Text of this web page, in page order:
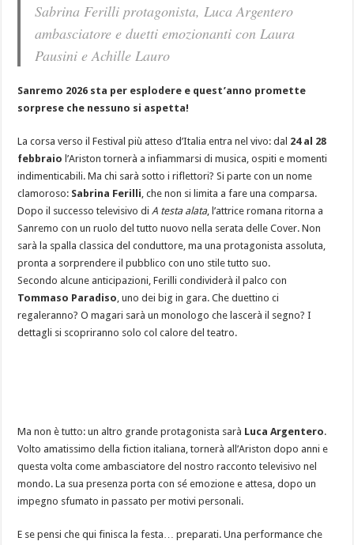
Sabrina Ferilli protagonista, Luca Argentero
ambasciatore e duetti emozionanti con Laura
Pausini e Achille Lauro
Sanremo 2026 sta per esplodere e quest’anno promette
sorprese che nessuno si aspetta!
La corsa verso il Festival più atteso d’Italia entra nel vivo: dal 24 al 28
febbraio l’Ariston tornerà a infiammarsi di musica, ospiti e momenti
indimenticabili. Ma chi sarà sotto i riflettori? Si parte con un nome
clamoroso: Sabrina Ferilli, che non si limita a fare una comparsa.
Dopo il successo televisivo diA testa alata, l’attrice romana ritorna a
Sanremo con un ruolo del tutto nuovo nella serata delle Cover. Non
sarà la spalla classica del conduttore, ma una protagonista assoluta,
pronta a sorprendere il pubblico con uno stile tutto suo.
Secondo alcune anticipazioni, Ferilli condividerà il palco con
Tommaso Paradiso, uno dei big in gara. Che duettino ci
regaleranno? O magari sarà un monologo che lascerà il segno? I
dettagli si scopriranno solo col calore del teatro.
Ma non è tutto: un altro grande protagonista sarà Luca Argentero.
Volto amatissimo della fiction italiana, tornerà all’Ariston dopo anni e
questa volta come ambasciatore del nostro racconto televisivo nel
mondo. La sua presenza porta con sé emozione e attesa, dopo un
impegno sfumato in passato per motivi personali.
E se pensi che qui finisca la festa… preparati. Una performance che